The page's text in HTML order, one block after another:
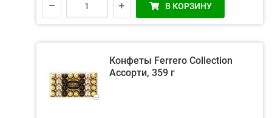
В КОРЗИНУ
Конфеты Ferrero Collection
Ассорти, 359 г